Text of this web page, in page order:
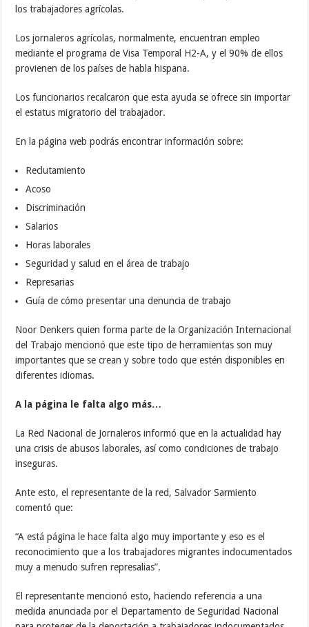
los trabajadores agrícolas.
Los jornaleros agrícolas, normalmente, encuentran empleo
mediante el programa de Visa Temporal H2-A, y el 90% de ellos
provienen de los países de habla hispana.
Los funcionarios recalcaron que esta ayuda se ofrece sin importar
el estatus migratorio del trabajador.
En la página web podrás encontrar información sobre:
Reclutamiento
Acoso
Discriminación
Salarios
Horas laborales
Seguridad y salud en el área de trabajo
Represarias
Guía de cómo presentar una denuncia de trabajo
Noor Denkers quien forma parte de la Organización Internacional
del Trabajo mencionó que este tipo de herramientas son muy
importantes que se crean y sobre todo que estén disponibles en
diferentes idiomas.
A la página le falta algo más…
La Red Nacional de Jornaleros informó que en la actualidad hay
una crisis de abusos laborales, así como condiciones de trabajo
inseguras.
Ante esto, el representante de la red, Salvador Sarmiento
comentó que:
“A está página le hace falta algo muy importante y eso es el
reconocimiento que a los trabajadores migrantes indocumentados
muy a menudo sufren represalias”.
El representante mencionó esto, haciendo referencia a una
medida anunciada por el Departamento de Seguridad Nacional